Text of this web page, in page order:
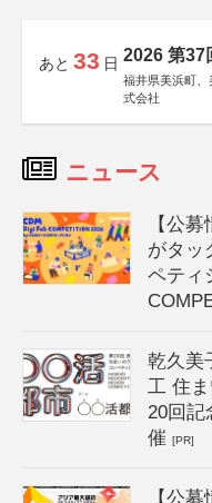
あと 33 日 2026 第37
福井県美浜町
式会社
ニュース
【公
がタッ
ペティ
乾久美
工 住
20回記
催[PR]
【公